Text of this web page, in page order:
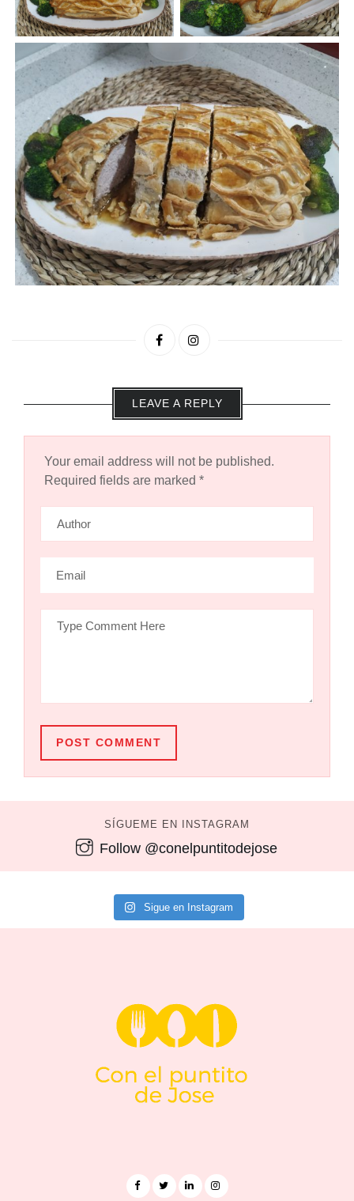
LEAVE A REPLY
Your email address will not be published.
Required fields are marked *
POST COMMENT
SÍGUEME EN INSTAGRAM
Follow @conelpuntitodejose
Sigue en Instagram